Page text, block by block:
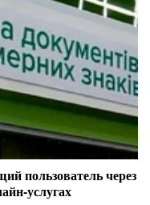
пользователь через
услугах